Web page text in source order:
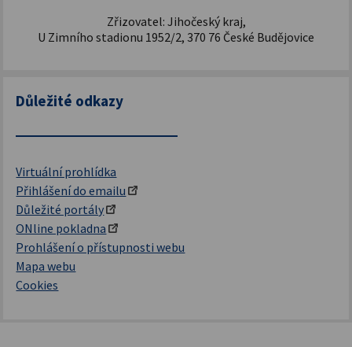
Zřizovatel: Jihočeský kraj,
U Zimního stadionu 1952/2, 370 76 České Budějovice
Důležité odkazy
Virtuální prohlídka
Přihlášení do emailu
Důležité portály
ONline pokladna
Prohlášení o přístupnosti webu
Mapa webu
Cookies